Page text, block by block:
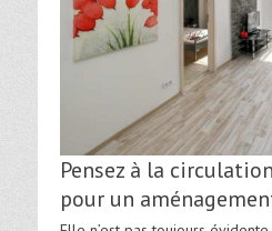
Pensez à la
pour un